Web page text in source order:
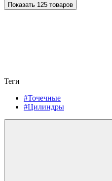
Показать 125 товаров
Теги
#Точечные
#Цилиндры